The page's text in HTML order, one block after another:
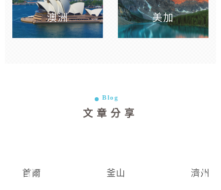
澳洲 美加
Blog
文章分享
首爾 釜山 濟州